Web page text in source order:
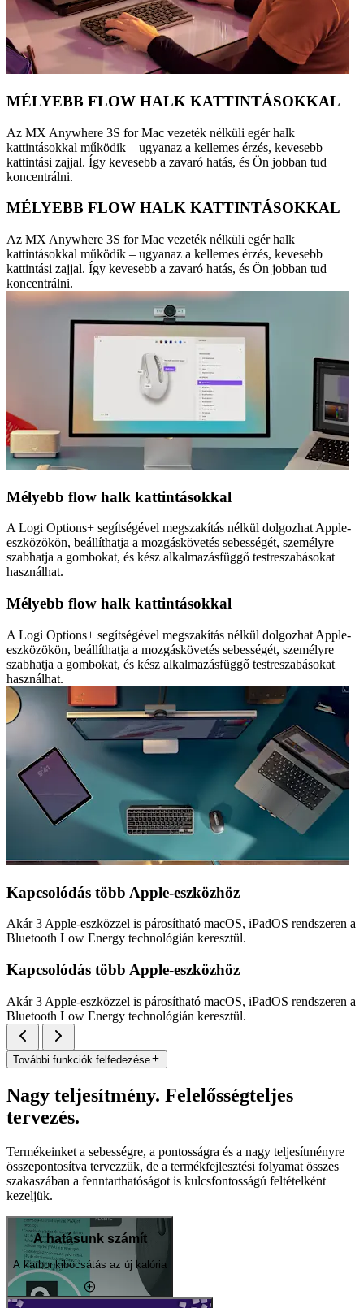
MÉLYEBB FLOW HALK KATTINTÁSOKKAL
Az MX Anywhere 3S for Mac vezeték nélküli egér halk
kattintásokkal működik – ugyanaz a kellemes érzés, kevesebb
kattintási zajjal. Így kevesebb a zavaró hatás, és Ön jobban tud
koncentrálni.
MÉLYEBB FLOW HALK KATTINTÁSOKKAL
Az MX Anywhere 3S for Mac vezeték nélküli egér halk
kattintásokkal működik – ugyanaz a kellemes érzés, kevesebb
kattintási zajjal. Így kevesebb a zavaró hatás, és Ön jobban tud
koncentrálni.
Mélyebb flow halk kattintásokkal
A Logi Options+ segítségével megszakítás nélkül dolgozhat Apple-
eszközökön, beállíthatja a mozgáskövetés sebességét, személyre
szabhatja a gombokat, és kész alkalmazásfüggő testreszabásokat
használhat.
Mélyebb flow halk kattintásokkal
A Logi Options+ segítségével megszakítás nélkül dolgozhat Apple-
eszközökön, beállíthatja a mozgáskövetés sebességét, személyre
szabhatja a gombokat, és kész alkalmazásfüggő testreszabásokat
használhat.
Kapcsolódás több Apple-eszközhöz
Akár 3 Apple-eszközzel is párosítható macOS, iPadOS rendszeren a
Bluetooth Low Energy technológián keresztül.
Kapcsolódás több Apple-eszközhöz
Akár 3 Apple-eszközzel is párosítható macOS, iPadOS rendszeren a
Bluetooth Low Energy technológián keresztül.
További funkciók felfedezése
Nagy teljesítmény. Felelősségteljes
tervezés.
Termékeinket a sebességre, a pontosságra és a nagy teljesítményre
összepontosítva tervezzük, de a termékfejlesztési folyamat összes
szakaszában a fenntarthatóságot is kulcsfontosságú feltételként
kezeljük.
A hatásunk számít
A karbonkibocsátás az új kalória